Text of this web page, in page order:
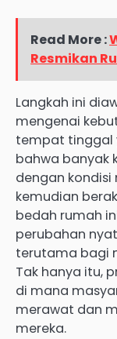
Read More :
Resmikan
Langkah ini
mengenai
tempat tinggal
bahwa banyak
dengan
kemudian
bedah rumah
perubahan
terutama bagi
Tak hanya itu,
di mana
merawat dan
mereka.